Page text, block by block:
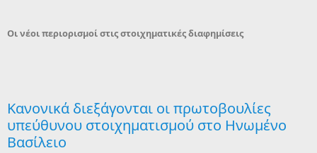
Οι νέοι περιορισμοί στις στοιχηματικές διαφημίσεις
Κανονικά διεξάγονται οι πρωτοβουλίες
υπεύθυνου στοιχηματισμού στο Ηνωμένο
Βασίλειο